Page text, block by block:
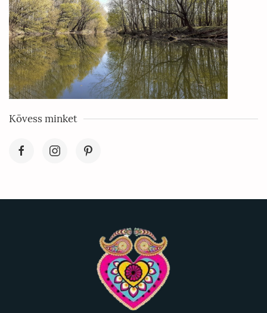
Kövess minket